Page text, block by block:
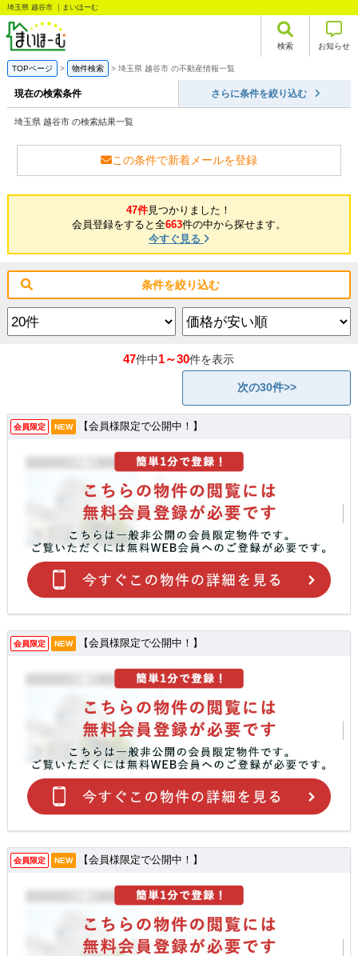
埼玉県 越谷市 ｜まいほーむ
検索 お知らせ
TOPページ 物件検索 埼玉県 越谷市 の不動産情報一覧
現在の検索条件 さらに条件を絞り込む
埼玉県 越谷市 の検索結果一覧
この条件で新着メールを登録
47件見つかりました！
会員登録をすると全663件の中から探せます。
今すぐ見る
条件を絞り込む
47件中1～30件を表示
次の30件>>
会員限定 NEW 【会員様限定で公開中！】
会員限定 NEW 【会員様限定で公開中！】
会員限定 NEW 【会員様限定で公開中！】